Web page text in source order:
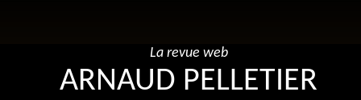
La revue web
ARNAUD PELLETIER